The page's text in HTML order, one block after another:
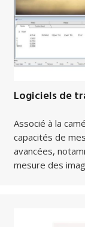
Logiciels de
Associé à la
capacités de
avancées,
mesure des